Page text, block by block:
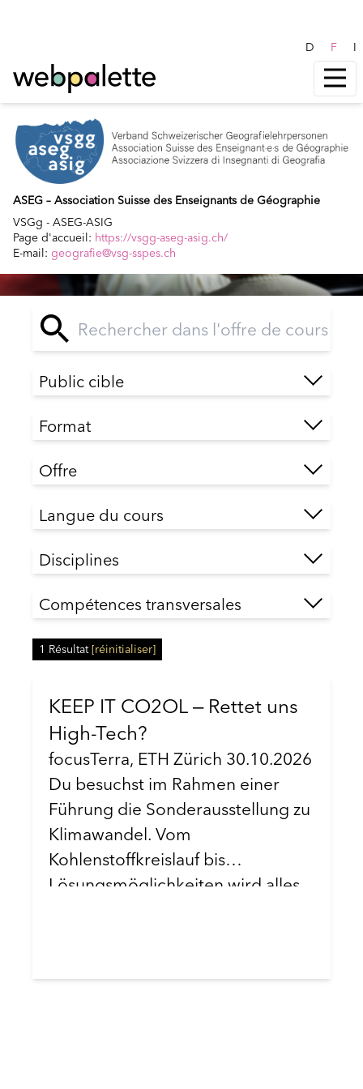
D F I
Public cible
Format
Offre
Langue du cours
Disciplines
Compétences transversales
1 Résultat [réinitialiser]
KEEP IT CO2OL ‒ Rettet uns
High-Tech?
focusTerra, ETH Zürich 30.10.2026
Du besuchst im Rahmen einer
Führung die Sonderausstellung zu
Klimawandel. Vom
Kohlenstoffkreislauf bis
Lösungsmöglichkeiten wird alles
Rundgang geben.
ASEG – Association Suisse des Enseignants de Géographie
VSGg - ASEG-ASIG
Page d'accueil: https://vsgg-aseg-asig.ch/
E-mail: geografie@vsg-sspes.ch